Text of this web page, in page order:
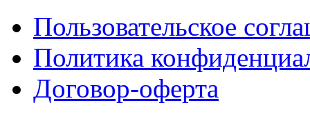
Пользовательское
Политика
Договор-оферта